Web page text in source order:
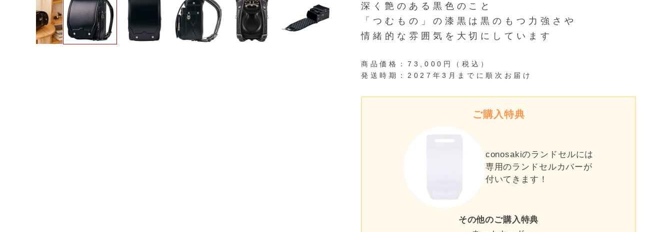
深く艶のある黒色のこと
「つむもの」の漆黒は黒のもつ力強さや
情緒的な雰囲気を大切にしています
商品価格：73,000円（税込）
発送時期： 2027年3月までに順次お届け
ご購入特典
conosakiのランドセルには
専用のランドセルカバーが
付いてきます！
その他のご購入特典